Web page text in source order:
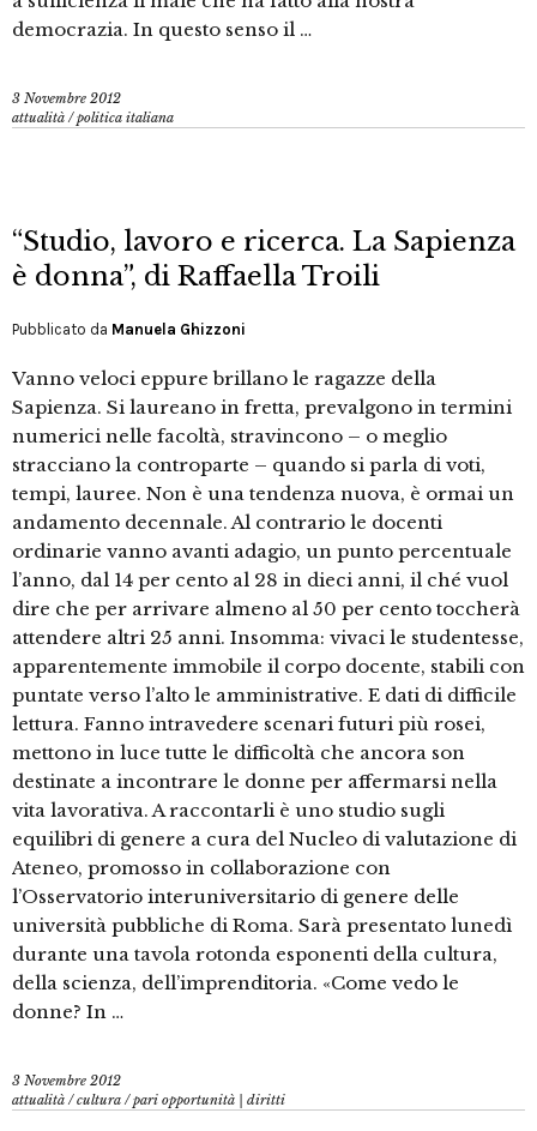
democrazia. In questo senso il …
3 Novembre 2012
attualità /politica italiana
“Studio, lavoro e ricerca. La Sapienza
è donna”, di Raffaella Troili
Pubblicato da Manuela Ghizzoni
Vanno veloci eppure brillano le ragazze della
Sapienza. Si laureano in fretta, prevalgono in termini
numerici nelle facoltà, stravincono – o meglio
stracciano la controparte – quando si parla di voti,
tempi, lauree. Non è una tendenza nuova, è ormai un
andamento decennale. Al contrario le docenti
ordinarie vanno avanti adagio, un punto percentuale
l’anno, dal 14 per cento al 28 in dieci anni, il ché vuol
dire che per arrivare almeno al 50 per cento toccherà
attendere altri 25 anni. Insomma: vivaci le studentesse,
apparentemente immobile il corpo docente, stabili con
puntate verso l’alto le amministrative. E dati di difficile
lettura. Fanno intravedere scenari futuri più rosei,
mettono in luce tutte le difficoltà che ancora son
destinate a incontrare le donne per affermarsi nella
vita lavorativa. A raccontarli è uno studio sugli
equilibri di genere a cura del Nucleo di valutazione di
Ateneo, promosso in collaborazione con
l’Osservatorio interuniversitario di genere delle
università pubbliche di Roma. Sarà presentato lunedì
durante una tavola rotonda esponenti della cultura,
della scienza, dell’imprenditoria. «Come vedo le
donne? In …
3 Novembre 2012
attualità /cultura /pari opportunità | diritti